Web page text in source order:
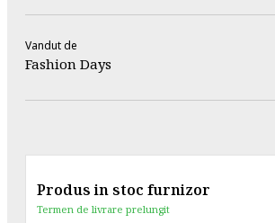
Vandut de
Fashion Days
Produs in stoc furnizor
Termen de livrare prelungit